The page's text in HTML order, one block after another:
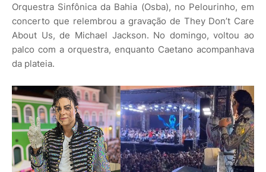
Orquestra Sinfônica da Bahia (Osba), no Pelourinho, em
concerto que relembrou a gravação de They Don’t Care
About Us, de Michael Jackson. No domingo, voltou ao
palco com a orquestra, enquanto Caetano acompanhava
da plateia.